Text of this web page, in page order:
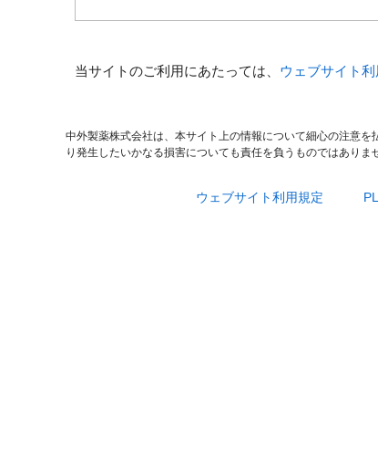
当サイトのご利用にあたっては、 ウェブサイト
中外製薬株式会社は、本サイト上の情報について細心の注意
り発生したいかなる損害についても責任を負うものではあり
ウェブサイト利用規定